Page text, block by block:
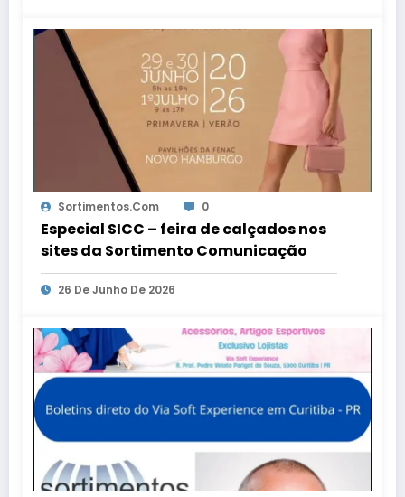
Sortimentos.com 0
Especial SICC – feira de calçados nos
sites da Sortimento Comunicação
26 De Junho De 2026